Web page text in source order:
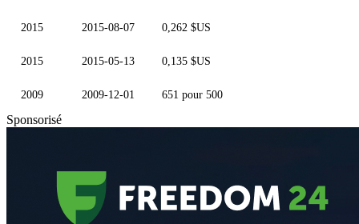
2015 2015-08-07 0,262 $US
2015 2015-05-13 0,135 $US
2009 2009-12-01 651 pour 500
Sponsorisé